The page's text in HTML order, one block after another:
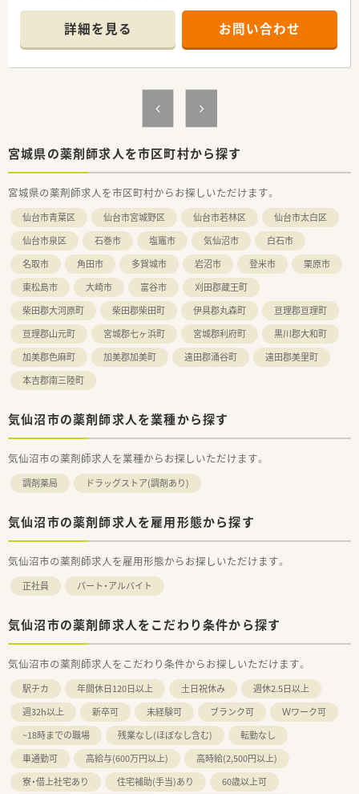
理なく対応しています。
■現在は常勤の薬剤師2名体制で運営しており、互いに連携を取
りながら業務を行っています。
■医療や介護、福祉など5つの柱を持つ健康の総合商社として、
安定した経営基盤があります。
■新しい取り組みに積極的で、ドライブスルー薬局の設置など先
【こんな方にオススメ】
■内科の処方箋に特化して経験を積み、専門性を高めたいと考え
ている方に最適です。
■福利厚生や研修制度が整った安定企業で、長期的なキャリアを
築きたい方におすすめです。
■患者様との対話時間を大切にし、落ち着いた環境で丁寧な仕事
をしたい方に適しています。
詳細を見る お問い合わせ
宮城県の薬剤師求人を市区町村から探す
宮城県の薬剤師求人を市区町村からお探しいただけます。
仙台市青葉区 仙台市宮城野区 仙台市若林区
仙台市太白区
仙台市泉区
石巻市 塩竈市 気仙沼市
白石市
名取市
角田市 多賀城市 岩沼市 登米市
栗原市
東松島市
大崎市 富谷市
刈田郡蔵王町
柴田郡大河原町
柴田郡柴田町 伊具郡丸森町
亘理郡亘理町
亘理郡山元町
宮城郡七ヶ浜町 宮城郡利府町
黒川郡大和町
加美郡色麻町
加美郡加美町 遠田郡涌谷町
遠田郡美里町
本吉郡南三陸町
気仙沼市の薬剤師求人を業種から探す
気仙沼市の薬剤師求人を業種からお探しいただけます。
調剤薬局 ドラッグストア(調剤あり)
気仙沼市の薬剤師求人を雇用形態から探す
気仙沼市の薬剤師求人を雇用形態からお探しいただけます。
正社員 パート・アルバイト
気仙沼市の薬剤師求人をこだわり条件から探す
気仙沼市の薬剤師求人をこだわり条件からお探しいただけます。
駅チカ 年間休日120日以上 土日祝休み
週休2.5日以上
週32h以上
新卒可 未経験可 ブランク可
Ｗワーク可
~18時までの職場
残業なし(ほぼなし含む)
転勤なし
車通勤可
高給与(600万円以上)
高時給(2,500円以上)
寮・借上社宅あり
住宅補助(手当)あり
60歳以上可